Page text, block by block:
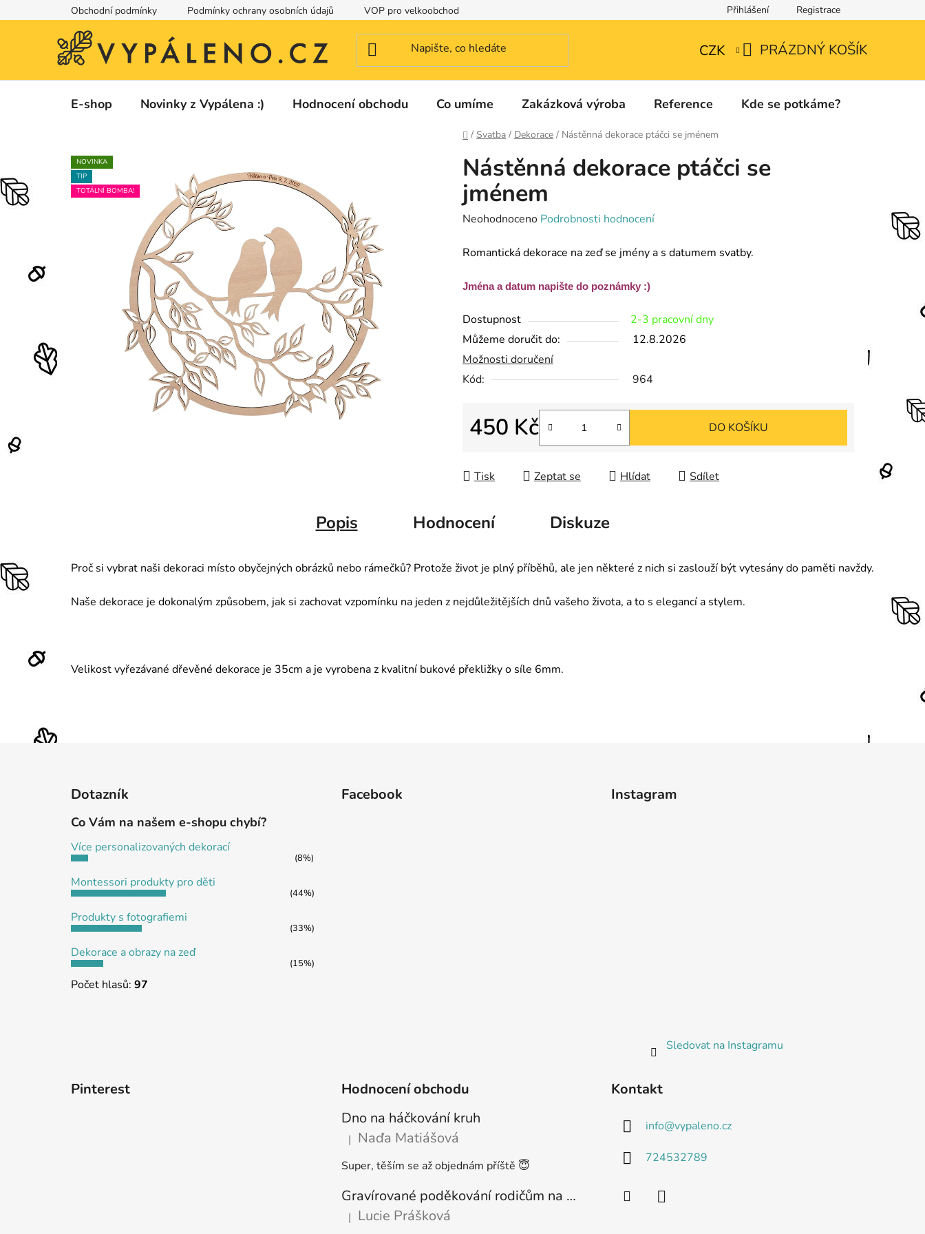
na
Obchodní podmínky Podmínky ochrany osobních údajů VOP pro velkoobchod Technické listy a informace o použitých materiálech
CZK
Přihlášení Registrace
KOŠÍK
PRÁZDNÝ KOŠÍK
E-shop Novinky z Vypálena :) Hodnocení obchodu Co umíme Zakázková výroba Reference Kde se potkáme?
Domů
/ Svatba / Dekorace / Nástěnná dekorace ptáčci se jménem
Nástěnná dekorace ptáčci se
jménem
Průměrné
produktu
0,0
z
hvězdiček.
Neohodnoceno Podrobnosti hodnocení
Romantická dekorace na zeď se jmény a s datumem svatby.
Jména a datum napište do poznámky :)
Dostupnost
2-3 pracovní dny
Můžeme doručit do:
12.8.2026
Možnosti doručení
Kód:
964
450 Kč DO KOŠÍKU
Tisk Zeptat se Hlídat Sdílet
NOVINKA
TIP
TOTÁLNÍ BOMBA!
Popis Hodnocení Diskuze
Proč si vybrat naši dekoraci místo obyčejných obrázků nebo rámečků? Protože život je plný příběhů, ale jen některé z nich si zaslouží být vytesány do paměti navždy.
Naše dekorace je dokonalým způsobem, jak si zachovat vzpomínku na jeden z nejdůležitějších dnů vašeho života, a to s elegancí a stylem.
Velikost vyřezávané dřevěné dekorace je 35cm a je vyrobena z kvalitní bukové překližky o síle 6mm.
Dotazník
Co Vám na našem e-shopu chybí?
Více personalizovaných dekorací
(8%)
Montessori produkty pro děti
(44%)
Produkty s fotografiemi
(33%)
Dekorace a obrazy na zeď
(15%)
Počet hlasů: 97
Facebook Instagram
Sledovat na Instagramu
Pinterest
Hodnocení obchodu
Dno na háčkování kruh
Hodnocení produktu je 5 z 5 hvězdiček.
| Naďa Matiášová
Super, těším se až objednám příště 😇
Gravírované poděkování rodičům na podstavci
Hodnocení produktu je 5 z 5 hvězdiček.
| Lucie Prášková
Kontakt
info@vypaleno.cz
724532789